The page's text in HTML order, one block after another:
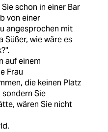
schon in einer Bar
von einer
angesprochen mit
Süßer, wie wäre es
auf einem
Frau
die keinen Platz
Sie
wären Sie nicht